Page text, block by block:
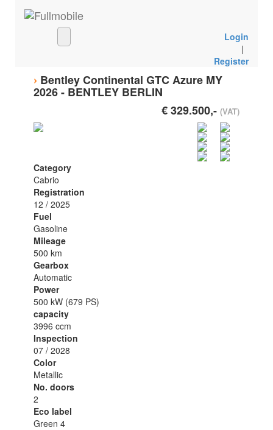
Login
|
Register
› Bentley Continental GTC Azure MY
2026 - BENTLEY BERLIN
€ 329.500,-(VAT)
Category
Cabrio
Registration
12 / 2025
Fuel
Gasoline
Mileage
500 km
Gearbox
Automatic
Power
500 kW (679 PS)
capacity
3996 ccm
Inspection
07 / 2028
Color
Metallic
No. doors
2
Eco label
Green 4